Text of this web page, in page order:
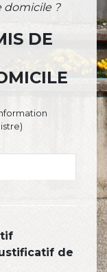
domicile ?
DE
de